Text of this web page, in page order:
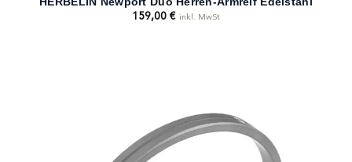
159,00 € inkl. MwSt